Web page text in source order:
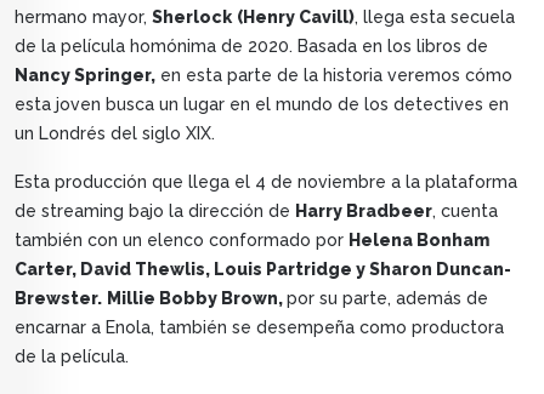
hermano mayor, Sherlock (Henry Cavill), llega esta secuela
de la película homónima de 2020. Basada en los libros de
Nancy Springer, en esta parte de la historia veremos cómo
esta joven busca un lugar en el mundo de los detectives en
un Londrés del siglo XIX.
Esta producción que llega el 4 de noviembre a la plataforma
de streaming bajo la dirección de Harry Bradbeer, cuenta
también con un elenco conformado por Helena Bonham
Carter, David Thewlis, Louis Partridge y Sharon Duncan-
Brewster. Millie Bobby Brown,por su parte, además de
encarnar a Enola, también se desempeña como productora
de la película.